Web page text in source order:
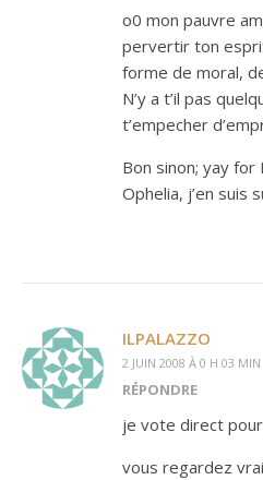
o0 mon pauvre
pervertir ton
forme de moral,
N’y a t’il pas
t’empecher
Bon sinon; yay
Ophelia, j’en suis
ILPALAZZO
2 JUIN 2008 À 0 H 03 MIN
RÉPONDRE
je vote direct
vous regardez